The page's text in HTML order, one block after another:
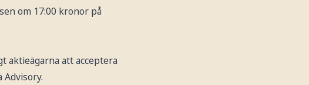
om 17:00 kronor på
aktieägarna att acceptera